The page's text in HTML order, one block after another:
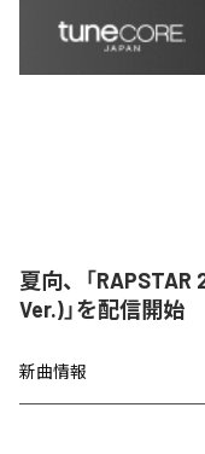
夏向、「
Ver.)」を配信開始
新曲情報